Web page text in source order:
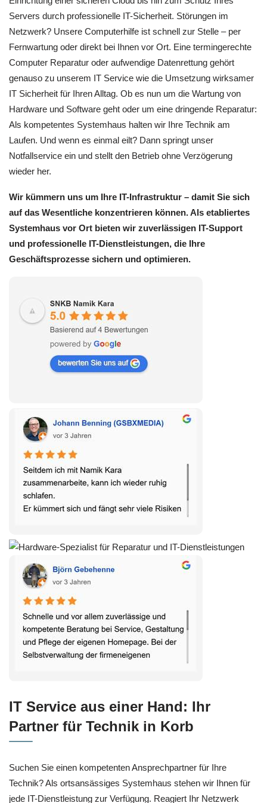
Servers durch professionelle IT-Sicherheit. Störungen im
Netzwerk? Unsere Computerhilfe ist schnell zur Stelle – per
Fernwartung oder direkt bei Ihnen vor Ort. Eine termingerechte
Computer Reparatur oder aufwendige Datenrettung gehört
genauso zu unserem IT Service wie die Umsetzung wirksamer
IT Sicherheit für Ihren Alltag. Ob es nun um die Wartung von
Hardware und Software geht oder um eine dringende Reparatur:
Als kompetentes Systemhaus halten wir Ihre Technik am
Laufen. Und wenn es einmal eilt? Dann springt unser
Notfallservice ein und stellt den Betrieb ohne Verzögerung
wieder her.
Wir kümmern uns um Ihre IT-Infrastruktur – damit Sie sich
auf das Wesentliche konzentrieren können. Als etabliertes
Systemhaus vor Ort bieten wir zuverlässigen IT-Support
und professionelle IT-Dienstleistungen, die Ihre
Geschäftsprozesse sichern und optimieren.
IT Service aus einer Hand: Ihr
Partner für Technik in Korb
Suchen Sie einen kompetenten Ansprechpartner für Ihre
Technik? Als ortsansässiges Systemhaus stehen wir Ihnen für
jede IT-Dienstleistung zur Verfügung. Reagiert Ihr Netzwerk